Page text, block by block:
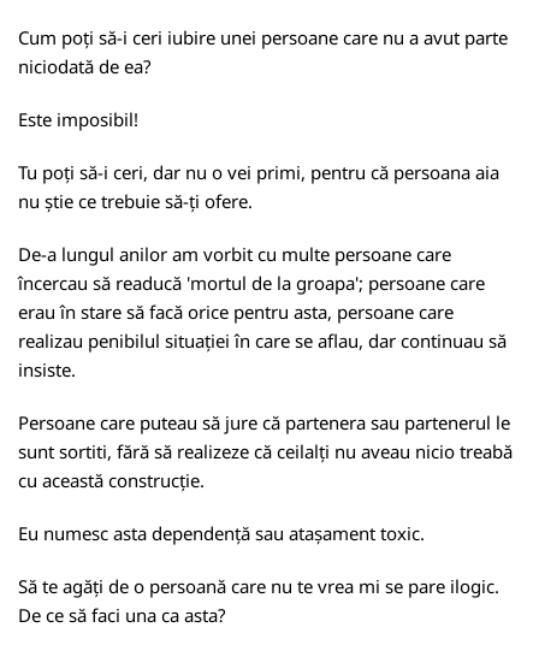
Cum poți să-i ceri iubire unei persoane care nu a avut parte
niciodată de ea?
Este imposibil!
Tu poți să-i ceri, dar nu o vei primi, pentru că persoana aia
nu știe ce trebuie să-ți ofere.
De-a lungul anilor am vorbit cu multe persoane care
încercau să readucă 'mortul de la groapa'; persoane care
erau în stare să facă orice pentru asta, persoane care
realizau penibilul situației în care se aflau, dar continuau să
insiste.
Persoane care puteau să jure că partenera sau partenerul le
sunt sortiti, fără să realizeze că ceilalți nu aveau nicio treabă
cu această construcție.
Eu numesc asta dependență sau atașament toxic.
Să te agăți de o persoană care nu te vrea mi se pare ilogic.
De ce să faci una ca asta?